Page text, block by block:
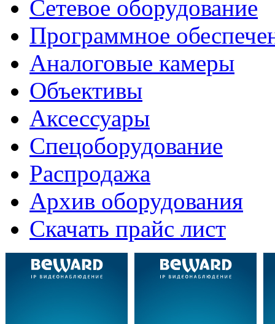
Сетевое оборудование
Программное
Аналоговые камеры
Объективы
Аксессуары
Спецоборудование
Распродажа
Архив оборудования
Скачать прайс лист